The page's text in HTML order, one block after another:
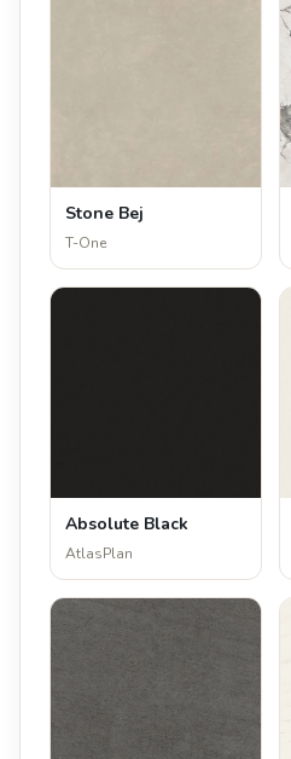
Stone Bej
T-One
Absolute Black
AtlasPlan